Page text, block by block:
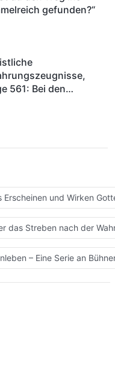
gefunden?“
561: Bei den
Erscheinen und Wirken
das Streben nach der
– Eine Serie an